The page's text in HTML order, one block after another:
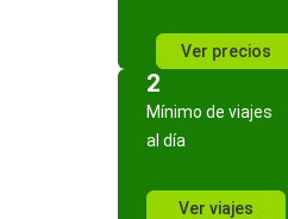
Ver precios
2
Mínimo de viajes
al día
Ver viajes